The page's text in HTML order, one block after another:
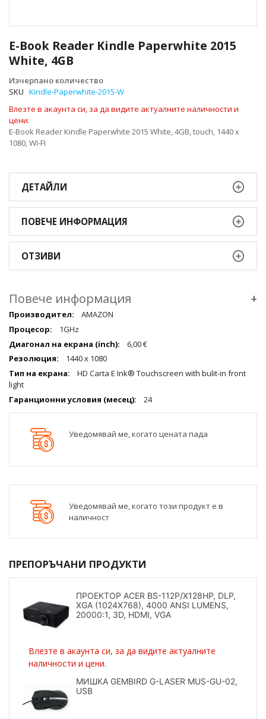
E-Book Reader Kindle Paperwhite 2015
White, 4GB
Изчерпано количество
SKU Kindle-Paperwhite-2015-W
Влезте в акаунта си, за да видите актуалните наличности и
цени.
E-Book Reader Kindle Paperwhite 2015 White, 4GB, touch, 1440 x
1080, WI-FI
към
началото
на
галерия
със
ДЕТАЙЛИ
ПОВЕЧЕ ИНФОРМАЦИЯ
ОТЗИВИ
Повече информация +
Повече
информация
qqq
AMAZON
1GHz
6,00 €
1440 х 1080
HD Carta E Ink® Touchscreen with bulit-in front
light
24
Уведомявай ме, когато цената пада
Уведомявай ме, когато този продукт е в
наличност
ПРЕПОРЪЧАНИ ПРОДУКТИ
ПРОЕКТОР ACER BS-112P/X128HP, DLP,
XGA (1024X768), 4000 ANSI LUMENS,
20000:1, 3D, HDMI, VGA
Влезте в акаунта си, за да видите актуалните
наличности и цени.
МИШКА GEMBIRD G-LASER MUS-GU-02,
USB